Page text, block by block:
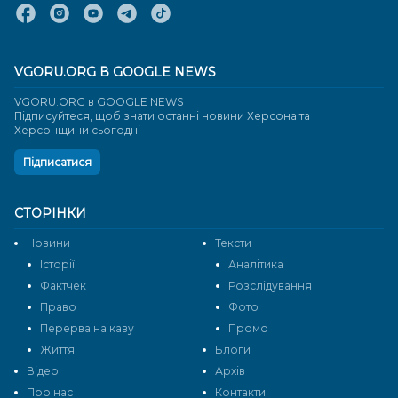
СТОРІНКИ
Новини
Тексти
Історії
Аналітика
Фактчек
Розслідування
Право
Фото
Перерва на каву
Промо
Життя
Блоги
Відео
Архів
Про нас
Контакти
VGORU.ORG В GOOGLE NEWS
VGORU.ORG в GOOGLE NEWS
Підписуйтеся, щоб знати останні новини Херсона та
Херсонщини сьогодні
Підписатися